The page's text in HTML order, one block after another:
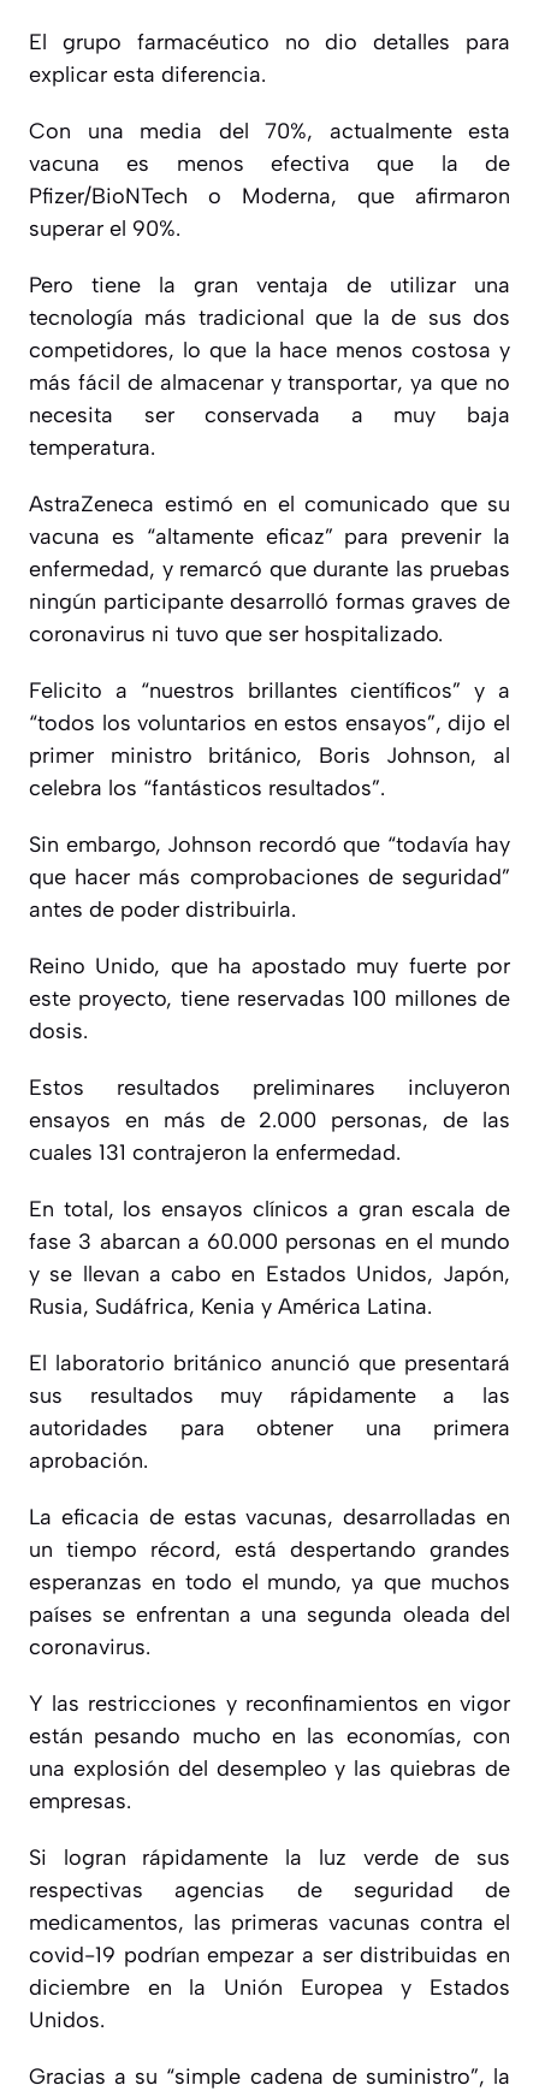
El grupo farmacéutico no dio detalles para
explicar esta diferencia.
Con una media del 70%, actualmente esta
vacuna es menos efectiva que la de
Pfizer/BioNTech o Moderna, que afirmaron
superar el 90%.
Pero tiene la gran ventaja de utilizar una
tecnología más tradicional que la de sus dos
competidores, lo que la hace menos costosa y
más fácil de almacenar y transportar, ya que no
necesita ser conservada a muy baja
temperatura.
AstraZeneca estimó en el comunicado que su
vacuna es “altamente eficaz” para prevenir la
enfermedad, y remarcó que durante las pruebas
ningún participante desarrolló formas graves de
coronavirus ni tuvo que ser hospitalizado.
Felicito a “nuestros brillantes científicos” y a
“todos los voluntarios en estos ensayos”, dijo el
primer ministro británico, Boris Johnson, al
celebra los “fantásticos resultados”.
Sin embargo, Johnson recordó que “todavía hay
que hacer más comprobaciones de seguridad”
antes de poder distribuirla.
Reino Unido, que ha apostado muy fuerte por
este proyecto, tiene reservadas 100 millones de
dosis.
Estos resultados preliminares incluyeron
ensayos en más de 2.000 personas, de las
cuales 131 contrajeron la enfermedad.
En total, los ensayos clínicos a gran escala de
fase 3 abarcan a 60.000 personas en el mundo
y se llevan a cabo en Estados Unidos, Japón,
Rusia, Sudáfrica, Kenia y América Latina.
El laboratorio británico anunció que presentará
sus resultados muy rápidamente a las
autoridades para obtener una primera
aprobación.
La eficacia de estas vacunas, desarrolladas en
un tiempo récord, está despertando grandes
esperanzas en todo el mundo, ya que muchos
países se enfrentan a una segunda oleada del
coronavirus.
Y las restricciones y reconfinamientos en vigor
están pesando mucho en las economías, con
una explosión del desempleo y las quiebras de
empresas.
Si logran rápidamente la luz verde de sus
respectivas agencias de seguridad de
medicamentos, las primeras vacunas contra el
covid-19 podrían empezar a ser distribuidas en
diciembre en la Unión Europea y Estados
Unidos.
Gracias a su “simple cadena de suministro”, la